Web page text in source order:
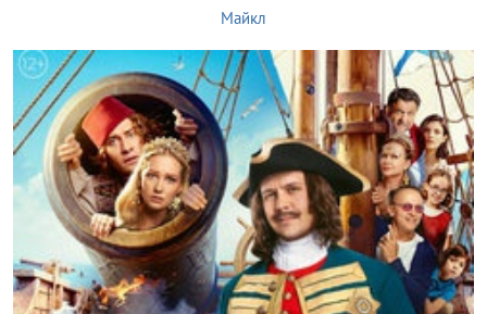
Майкл